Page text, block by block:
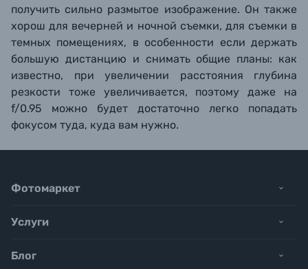
получить сильно размытое изображение. Он также
хорош для вечерней и ночной съемки, для съемки в
темных помещениях, в особенности если держать
большую дистанцию и снимать общие планы: как
известно, при увеличении расстояния глубина
резкости тоже увеличивается, поэтому даже на
f/0.95 можно будет достаточно легко попадать
фокусом туда, куда вам нужно.
Фотомаркет
Услуги
Блог